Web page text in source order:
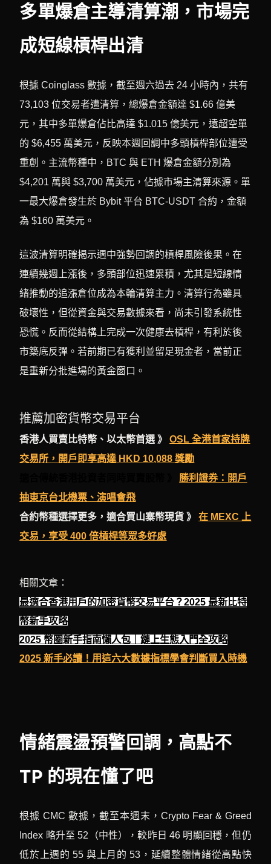
多單爆倉主導清算潮，市場完
成短線槓桿出清
根據 Coinglass 數據，截至週六過去 24 小時內，共有
73,103 位交易者遭清算，總爆倉金額達 $1.66 億美
元，其中多單爆倉佔比高達 $1.015 億美元，遠超空單
的 $6,455 萬美元，反映本週回調中多頭槓桿部位遭受
重創。主流幣種中，BTC 與 ETH 爆倉金額分別為
$4,201 萬與 $3,700 萬美元，佔據市場主清算來源。單
一最大爆倉發生於 Bybit 平台 BTC-USDT 合約，金額
為 $160 萬美元。
這波清算明確揭示週中強勢回調的槓桿風險後果。在
連續幾週上漲後，多頭部位迅速累積，尤其是短線情
緒推動的追漲倉位成為本輪清算主力。清算行為雖具
破壞性，但從資金與交易數據來看，尚未引發系統性
恐慌。反而從結構上完成一次健康去槓桿，有利於後
市築底反彈。若前期已有獲利並留足現金者，當前正
是重新分批進場的黃金窗口。
推薦加密貨幣交易平台
香港人買賣比特幣、以太幣首選 》OSL 全港首家持牌
交易所，開戶即享高達 HKD 10,088 獎勵
勝利證券：開戶
抽東京台北機票、演唱會飛
合約幣種選擇更多，適合買山寨幣現貨 》在 MEXC 上
交易，享受 400 倍槓桿等眾多好處
相關文章：
最適合香港用戶的加密貨幣交易平台？2025 最新比特
幣新手攻略
2025 幣圈新手指南懶人包｜鏈上生態入門全攻略
2025 新手必讀！用這六大數據指標學會判斷買入時機
情緒震盪預警回調，高點不
TP 的現在懂了吧
根據 CMC 數據，截至本週末，Crypto Fear & Greed
Index 略升至 52（中性），較昨日 46 明顯回穩，但仍
低於上週的 55 與上月的 53，延續整體情緒從高點快